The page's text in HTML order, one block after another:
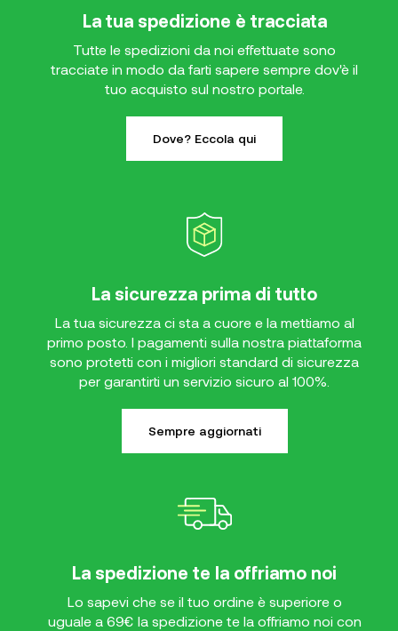
La tua spedizione è tracciata
Tutte le spedizioni da noi effettuate sono
tracciate in modo da farti sapere sempre dov'è il
tuo acquisto sul nostro portale.
Dove? Eccola qui
La sicurezza prima di tutto
La tua sicurezza ci sta a cuore e la mettiamo al
primo posto. I pagamenti sulla nostra piattaforma
sono protetti con i migliori standard di sicurezza
per garantirti un servizio sicuro al 100%.
Sempre aggiornati
La spedizione te la offriamo noi
Lo sapevi che se il tuo ordine è superiore o
uguale a 69€ la spedizione te la offriamo noi con